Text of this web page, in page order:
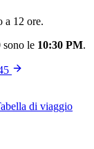
a 12 ore.
sono le 10:30 PM.
di viaggio